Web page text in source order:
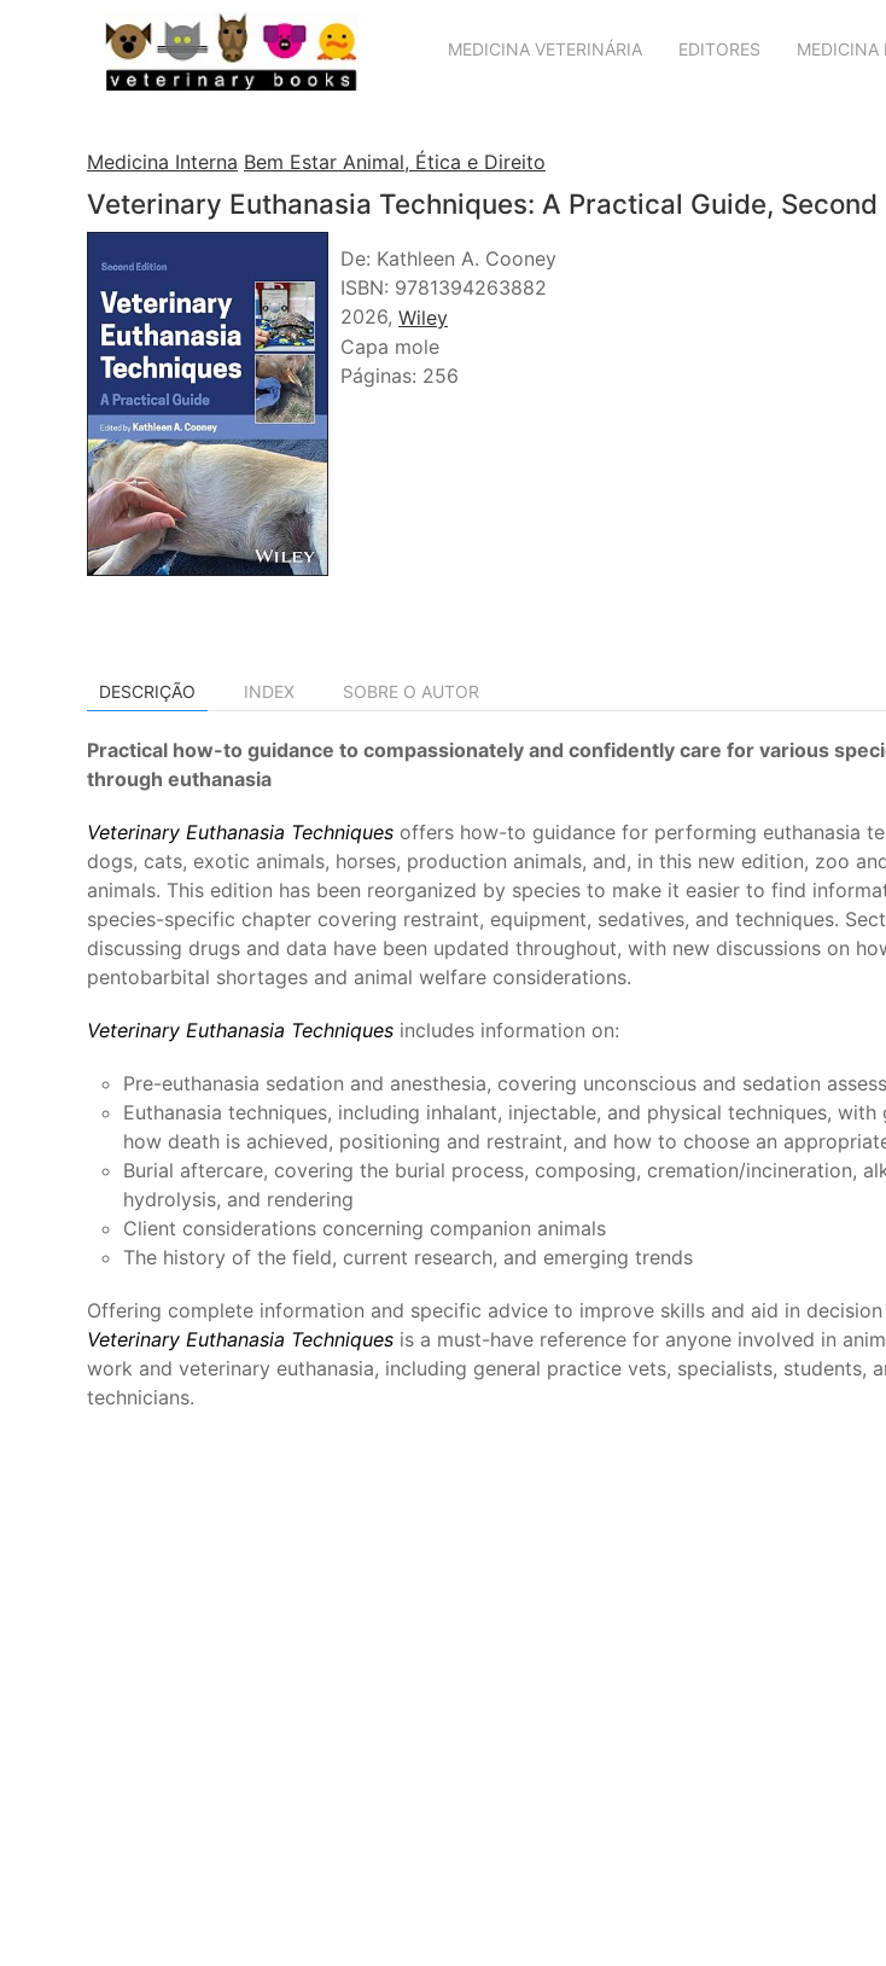
MEDICINA VETERINÁRIA EDITORES MEDICINA
Medicina Interna Bem Estar Animal, Ética e Direito
Veterinary Euthanasia Techniques: A Practical Guide, Second
De: Kathleen A. Cooney
ISBN: 9781394263882
2026, Wiley
Capa mole
Páginas: 256
DESCRIÇÃO INDEX SOBRE O AUTOR
Practical how-to guidance to compassionately and confidently care for various
through euthanasia
Veterinary Euthanasia Techniques offers how-to guidance for performing euthanasia
dogs, cats, exotic animals, horses, production animals, and, in this new edition, zoo
animals. This edition has been reorganized by species to make it easier to find
species-specific chapter covering restraint, equipment, sedatives, and techniques.
discussing drugs and data have been updated throughout, with new discussions on
pentobarbital shortages and animal welfare considerations.
Veterinary Euthanasia Techniques includes information on:
Pre-euthanasia sedation and anesthesia, covering unconscious and sedation
Euthanasia techniques, including inhalant, injectable, and physical techniques, with
how death is achieved, positioning and restraint, and how to choose an
Burial aftercare, covering the burial process, composing, cremation/incineration,
hydrolysis, and rendering
Client considerations concerning companion animals
The history of the field, current research, and emerging trends
Offering complete information and specific advice to improve skills and aid in decision
Veterinary Euthanasia Techniques is a must-have reference for anyone involved in
work and veterinary euthanasia, including general practice vets, specialists, students,
technicians.